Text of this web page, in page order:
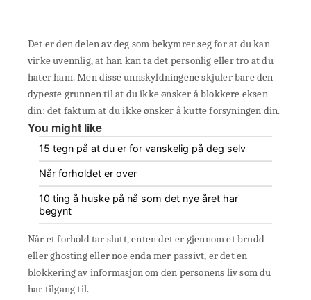
Det er den delen av deg som bekymrer seg for at du kan
virke uvennlig, at han kan ta det personlig eller tro at du
hater ham. Men disse unnskyldningene skjuler bare den
dypeste grunnen til at du ikke ønsker å blokkere eksen
din: det faktum at du ikke ønsker å kutte forsyningen din.
You might like
15 tegn på at du er for vanskelig på deg selv
Når forholdet er over
10 ting å huske på nå som det nye året har
begynt
Når et forhold tar slutt, enten det er gjennom et brudd
eller ghosting eller noe enda mer passivt, er det en
blokkering av informasjon om den personens liv som du
har tilgang til.